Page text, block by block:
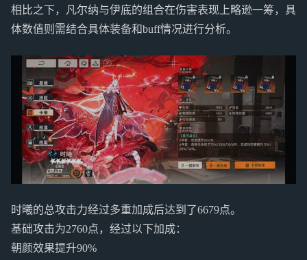
相比之下，凡尔纳与伊底的组合在伤害表现上略逊一筹，具
体数值则需结合具体装备和buff情况进行分析。
时曦的总攻击力经过多重加成后达到了6679点。
基础攻击为2760点，经过以下加成：
朝颜效果提升90%